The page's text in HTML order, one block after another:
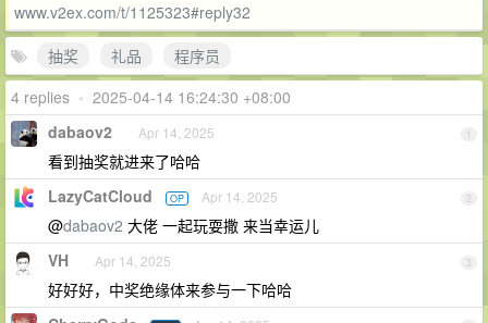
www.v2ex.com/t/1125323#reply32
抽奖
礼品
程序员
4 replies • 2025-04-14 16:24:30 +08:00
1
dabaov2 Apr 14, 2025
看到抽奖就进来了哈哈
2
LazyCatCloud OP Apr 14, 2025
@dabaov2 大佬 一起玩耍撒 来当幸运儿
3
VH Apr 14, 2025
好好好，中奖绝缘体来参与一下哈哈